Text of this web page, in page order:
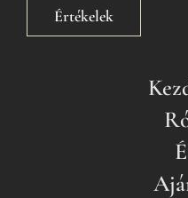
Értékelek